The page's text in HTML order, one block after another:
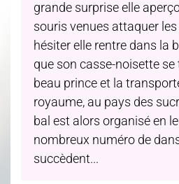
grande surprise elle
souris venues attaquer
hésiter elle rentre dans la
que son casse-noisette
beau prince et la
royaume, au pays des
bal est alors organisé en
nombreux numéro de
succèdent...